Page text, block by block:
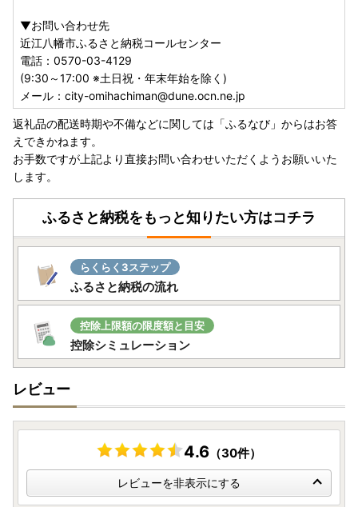
▼お問い合わせ先
近江八幡市ふるさと納税コールセンター
電話：0570-03-4129
(9:30～17:00 ※土日祝・年末年始を除く)
メール：city-omihachiman@dune.ocn.ne.jp
返礼品の配送時期や不備などに関しては「ふるなび」からはお答
えできかねます。
お手数ですが上記より直接お問い合わせいただくようお願いいた
します。
ふるさと納税をもっと知りたい方はコチラ
らくらく3ステップ
ふるさと納税の流れ
控除上限額の限度額と目安
控除シミュレーション
レビュー
4.6 （30件）
レビューを非表示にする